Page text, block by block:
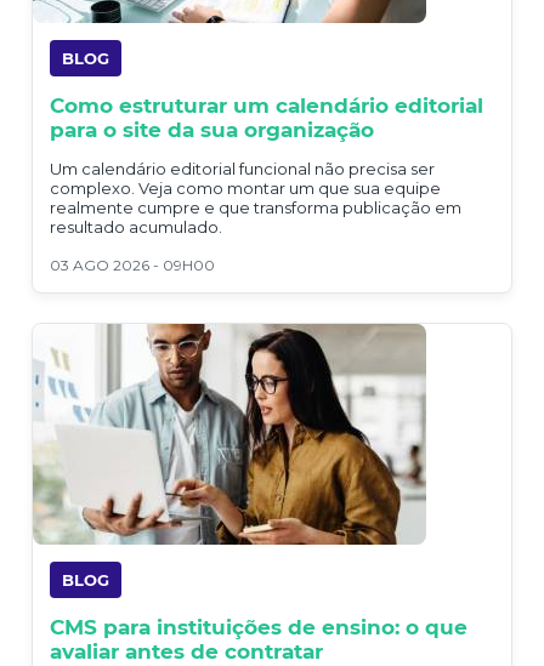
BLOG
Como estruturar um calendário editorial
para o site da sua organização
Um calendário editorial funcional não precisa ser
complexo. Veja como montar um que sua equipe
realmente cumpre e que transforma publicação em
resultado acumulado.
03 AGO 2026 - 09H00
BLOG
CMS para instituições de ensino: o que
avaliar antes de contratar